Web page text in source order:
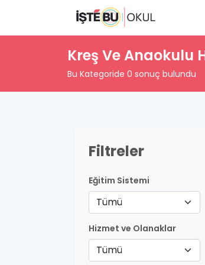
Kreş Ve Anaokulu
Bu Kategoride 0 sonuç bulundu
Filtreler
Eğitim Sistemi
Tümü
Hizmet ve Olanaklar
Tümü